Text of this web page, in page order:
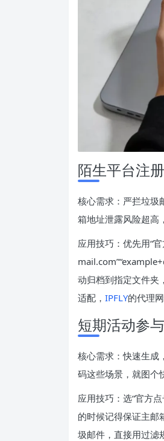
陌生平台注
核心需求：严拦垃圾
箱地址泄露风险超高
应用技巧：优先用“
动归档到指定文件夹
适配， IPFLY的代理
短期活动参
核心需求：快速生成
码这些场景，就图个
应用技巧：选“官方
的时候记得保证主邮
圾邮件，直接用过滤